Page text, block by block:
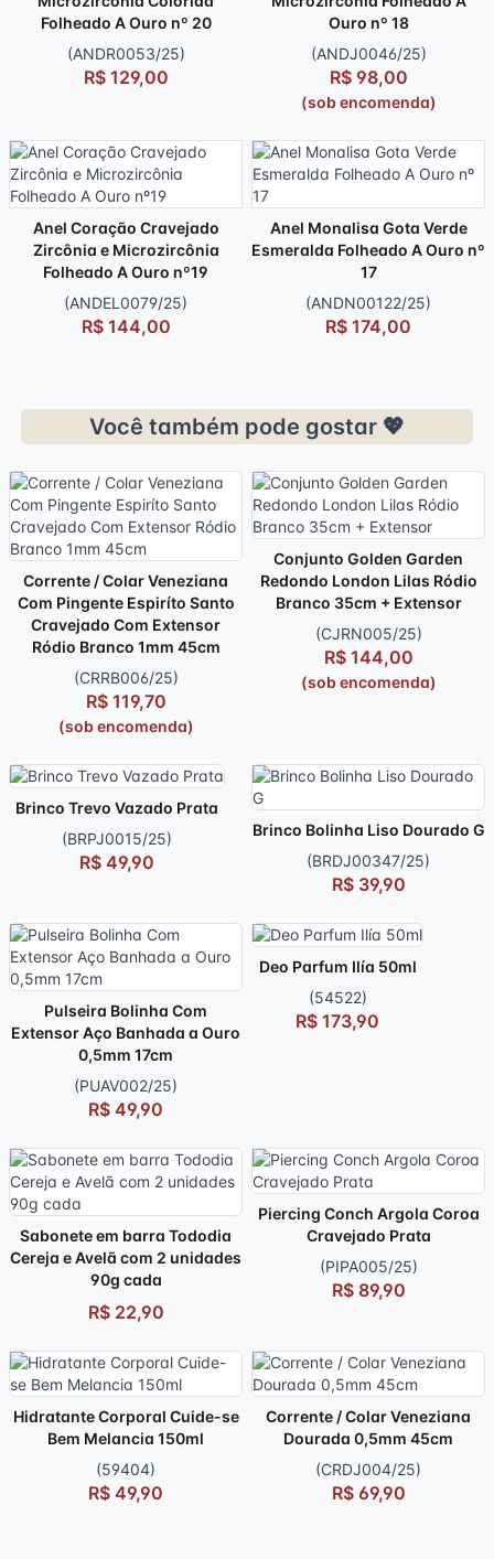
Folheado A Ouro nº 20
(ANDR0053/25)
R$ 129,00
Ouro nº 18
(ANDJ0046/25)
R$ 98,00
(sob encomenda)
Anel Coração Cravejado
Zircônia e Microzircônia
Folheado A Ouro nº19
(ANDEL0079/25)
R$ 144,00
Anel Monalisa Gota Verde
Esmeralda Folheado A Ouro nº
17
(ANDN00122/25)
R$ 174,00
Você também pode gostar 💖
Corrente / Colar Veneziana
Com Pingente Espiríto Santo
Cravejado Com Extensor
Ródio Branco 1mm 45cm
(CRRB006/25)
R$ 119,70
(sob encomenda)
Conjunto Golden Garden
Redondo London Lilas Ródio
Branco 35cm + Extensor
(CJRN005/25)
R$ 144,00
(sob encomenda)
Brinco Trevo Vazado Prata
(BRPJ0015/25)
R$ 49,90
Brinco Bolinha Liso Dourado G
(BRDJ00347/25)
R$ 39,90
Pulseira Bolinha Com
Extensor Aço Banhada a Ouro
0,5mm 17cm
(PUAV002/25)
R$ 49,90
Deo Parfum Ilía 50ml
(54522)
R$ 173,90
Sabonete em barra Tododia
Cereja e Avelã com 2 unidades
90g cada
R$ 22,90
Piercing Conch Argola Coroa
Cravejado Prata
(PIPA005/25)
R$ 89,90
Hidratante Corporal Cuide-se
Bem Melancia 150ml
(59404)
R$ 49,90
Corrente / Colar Veneziana
Dourada 0,5mm 45cm
(CRDJ004/25)
R$ 69,90